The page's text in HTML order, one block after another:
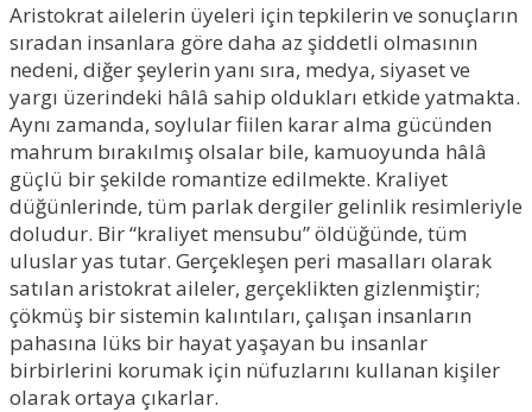
Aristokrat ailelerin üyeleri için tepkilerin ve sonuçların
sıradan insanlara göre daha az şiddetli olmasının
nedeni, diğer şeylerin yanı sıra, medya, siyaset ve
yargı üzerindeki hâlâ sahip oldukları etkide yatmakta.
Aynı zamanda, soylular fiilen karar alma gücünden
mahrum bırakılmış olsalar bile, kamuoyunda hâlâ
güçlü bir şekilde romantize edilmekte. Kraliyet
düğünlerinde, tüm parlak dergiler gelinlik resimleriyle
doludur. Bir “kraliyet mensubu” öldüğünde, tüm
uluslar yas tutar. Gerçekleşen peri masalları olarak
satılan aristokrat aileler, gerçeklikten gizlenmiştir;
çökmüş bir sistemin kalıntıları, çalışan insanların
pahasına lüks bir hayat yaşayan bu insanlar
birbirlerini korumak için nüfuzlarını kullanan kişiler
olarak ortaya çıkarlar.